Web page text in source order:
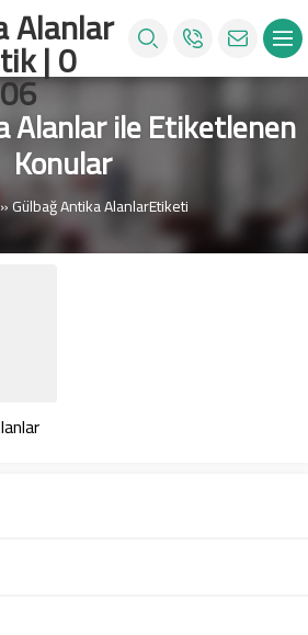
Alanlar ile Etiketlenen
Konular
Gülbağ Antika AlanlarEtiketi